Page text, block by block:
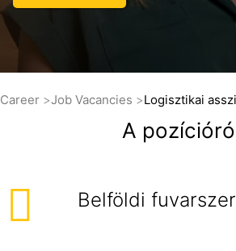
Career Job Vacancies Logisztikai
A
Belföldi